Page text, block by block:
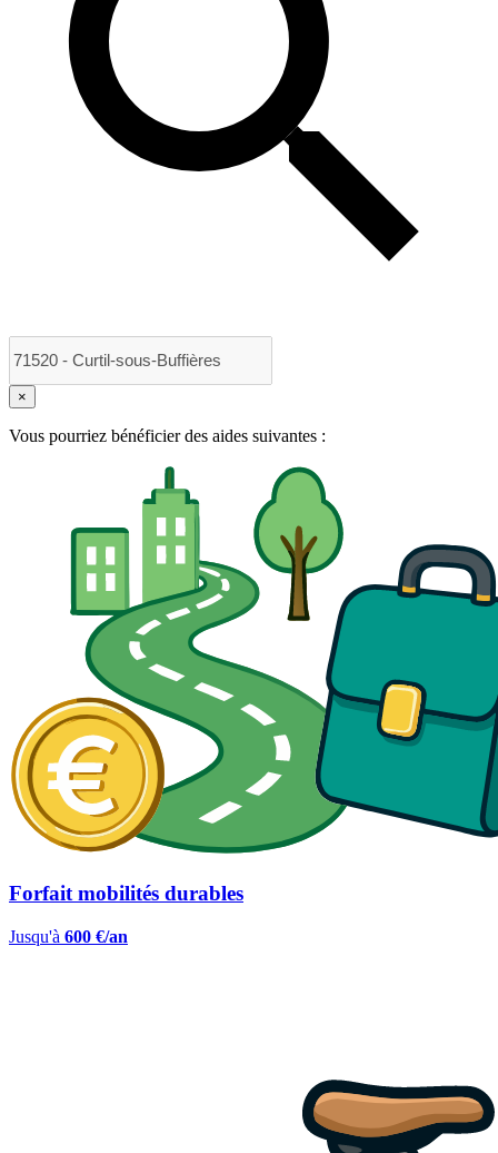
×
Vous pourriez bénéficier des aides suivantes :
Forfait mobilités durables
Jusqu'à 600 €/an